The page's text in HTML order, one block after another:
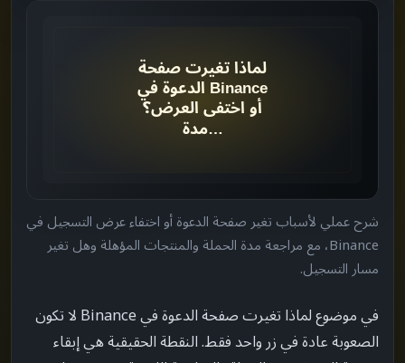
افحص مدة الحملة ->
راجع الأهلية
ثبت مسار التسجيل ->
شرح عملي لأسباب تغير صفحة الدعوة أو اختفاء عرض التسجيل في
Binance، مع مراجعة مدة الحملة والمنتجات المؤهلة وهل تغير
مسار التسجيل.
في موضوع لماذا تغيرت صفحة الدعوة في Binance لا تكون
الصعوبة عادة في زر واحد فقط. النقطة الحقيقية هي إبقاء